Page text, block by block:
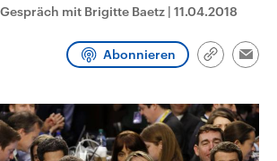
mit Brigitte Baetz | 11.04.2018
Abonnieren
Link